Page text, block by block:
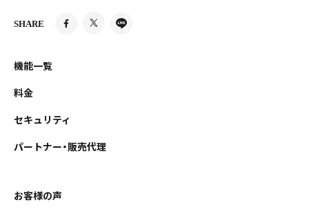
SHARE
機能一覧
料金
セキュリティ
パートナー・販売代理
お客様の声